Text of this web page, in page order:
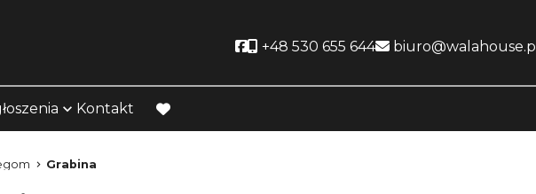
Social link
+48 530 655 644 biuro@walahouse.pl
Kontakt
favorite
Grabina